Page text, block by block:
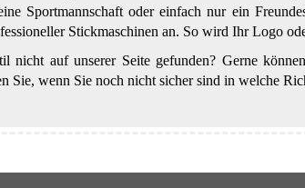
Sportmannschaft oder einfach nur ein
Stickmaschinen an. So wird Ihr Logo
nicht auf unserer Seite gefunden? Gerne
Sie, wenn Sie noch nicht sicher sind in welche